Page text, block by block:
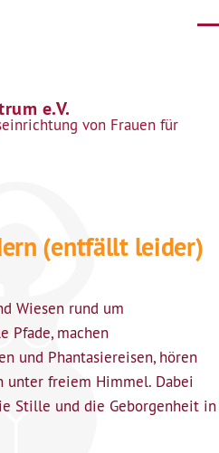
e.V.
von Frauen für
(entfällt leider)
Wiesen rund um
Pfade, machen
und Phantasiereisen, hören
freiem Himmel. Dabei
Stille und die Geborgenheit in